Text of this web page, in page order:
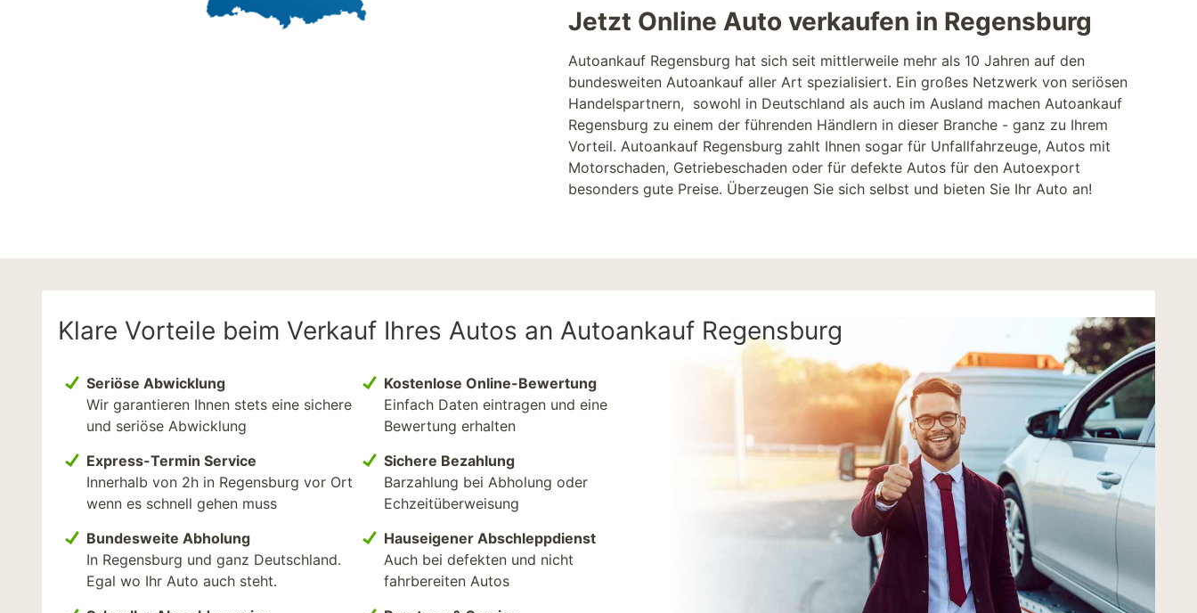
Jetzt Online Auto verkaufen in Regensburg
Autoankauf Regensburg hat sich seit mittlerweile mehr als 10 Jahren auf den
bundesweiten Autoankauf aller Art spezialisiert. Ein großes Netzwerk von seriösen
Handelspartnern, sowohl in Deutschland als auch im Ausland machen Autoankauf
Regensburg zu einem der führenden Händlern in dieser Branche - ganz zu Ihrem
Vorteil. Autoankauf Regensburg zahlt Ihnen sogar für Unfallfahrzeuge, Autos mit
Motorschaden, Getriebeschaden oder für defekte Autos für den Autoexport
besonders gute Preise. Überzeugen Sie sich selbst und bieten Sie Ihr Auto an!
Klare Vorteile beim Verkauf Ihres Autos an Autoankauf Regensburg
Seriöse Abwicklung
Wir garantieren Ihnen stets eine sichere
und seriöse Abwicklung
Kostenlose Online-Bewertung
Einfach Daten eintragen und eine
Bewertung erhalten
Express-Termin Service
Innerhalb von 2h in Regensburg vor Ort
wenn es schnell gehen muss
Sichere Bezahlung
Barzahlung bei Abholung oder
Echzeitüberweisung
Bundesweite Abholung
In Regensburg und ganz Deutschland.
Egal wo Ihr Auto auch steht.
Hauseigener Abschleppdienst
Auch bei defekten und nicht
fahrbereiten Autos